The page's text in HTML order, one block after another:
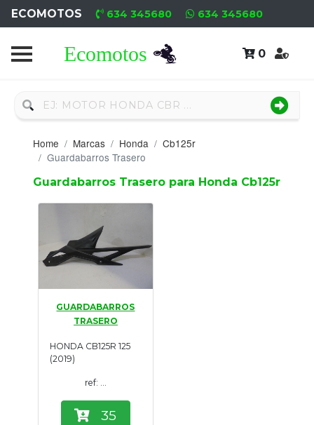
ECOMOTOS 634 345680 634 345680
0
Home
Nuevo
Neumáticos
Campa
Nuevos
Usados
Formulario
Empresa
Home Marcas Honda
Cb125r
Guardabarros Trasero
Guardabarros Trasero para Honda Cb125r
GUARDABARROS
TRASERO
HONDA CB125R 125
(2019)
ref: ...
35